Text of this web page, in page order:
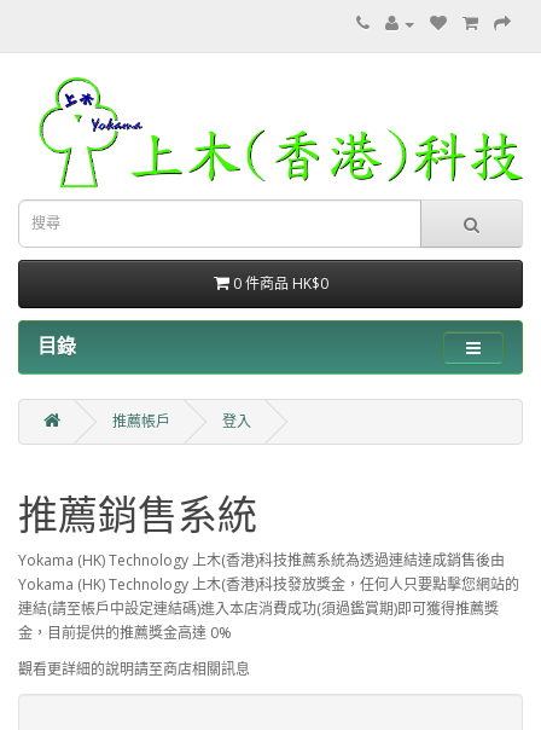
0 件商品 HK$0
目錄
推薦帳戶 登入
推薦銷售系統
Yokama (HK) Technology 上木(香港)科技推薦系統為透過連結達成銷售後由
Yokama (HK) Technology 上木(香港)科技發放獎金，任何人只要點擊您網站的
連結(請至帳戶中設定連結碼)進入本店消費成功(須過鑑賞期)即可獲得推薦獎
金，目前提供的推薦獎金高達 0%
觀看更詳細的說明請至商店相關訊息